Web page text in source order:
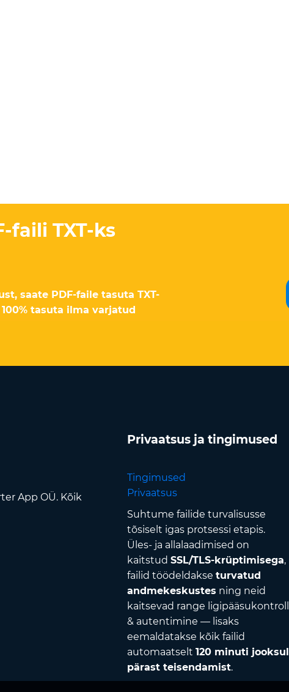
faili TXT-ks
saate PDF-faile tasuta TXT-
tasuta ilma varjatud
App OÜ. Kõik
Privaatsus ja tingimused
Tingimused
Privaatsus
Suhtume failide turvalisusse
tõsiselt igas protsessi etapis.
Üles- ja allalaadimised on
kaitstud SSL/TLS-krüptimisega,
failid töödeldakse turvatud
andmekeskustes ning neid
kaitsevad range ligipääsukontroll
& autentimine — lisaks
eemaldatakse kõik failid
automaatselt 120 minuti jooksul
pärast teisendamist.